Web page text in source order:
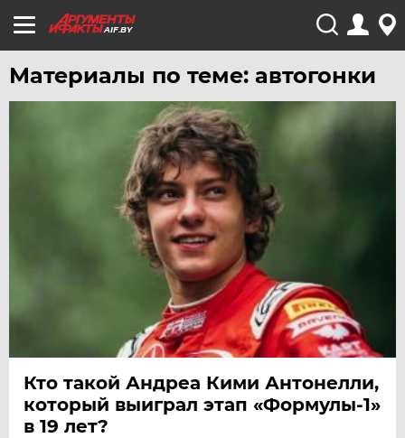
AIF.BY
Материалы по теме: автогонки
Кто такой Андреа Кими Антонелли,
который выиграл этап «Формулы-1»
в 19 лет?